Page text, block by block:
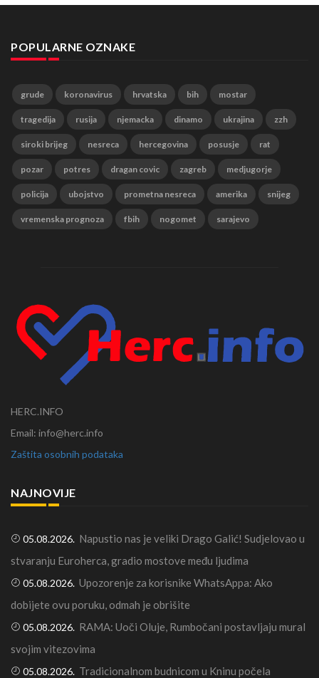
POPULARNE OZNAKE
grude koronavirus hrvatska bih mostar
tragedija rusija njemacka dinamo ukrajina zzh
siroki brijeg nesreca hercegovina posusje rat
pozar potres dragan covic zagreb medjugorje
policija ubojstvo prometna nesreca amerika snijeg
vremenska prognoza fbih nogomet sarajevo
HERC.INFO
Email: info@herc.info
Zaštita osobnih podataka
NAJNOVIJE
05.08.2026. Napustio nas je veliki Drago Galić! Sudjelovao u
stvaranju Euroherca, gradio mostove među ljudima
05.08.2026. Upozorenje za korisnike WhatsAppa: Ako
dobijete ovu poruku, odmah je obrišite
05.08.2026. RAMA: Uoči Oluje, Rumbočani postavljaju mural
svojim vitezovima
05.08.2026. Tradicionalnom budnicom u Kninu počela